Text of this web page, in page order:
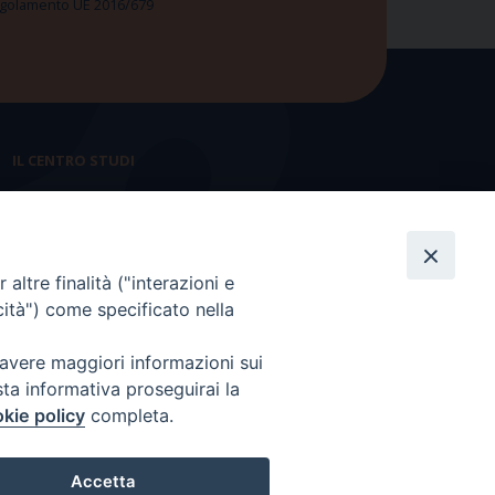
UE 2016/679
IL CENTRO STUDI
Presidenza e ufficio presidenza
Coordinamento nazionale
altre finalità ("interazioni e
come specificato nella
maggiori informazioni sui
informativa proseguirai la
policy completa.
Accetta